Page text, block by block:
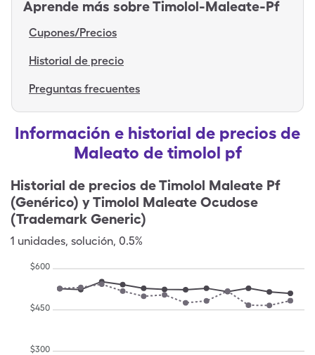
Aprende más sobreTimolol-Maleate-Pf
Cupones/Precios
Historial de precio
Preguntas frecuentes
Información e historial de precios de
Maleato de timolol pf
Historial de precios deTimolol Maleate Pf
(Genérico) y Timolol Maleate Ocudose
(Trademark Generic)
1 unidades, solución, 0.5%
$300
$450
$600